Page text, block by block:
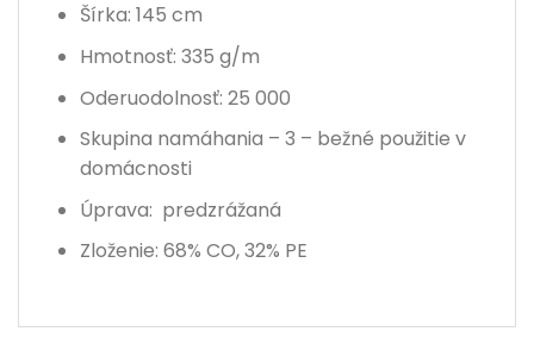
Šírka: 145 cm
Hmotnosť: 335 g/m
Oderuodolnosť: 25 000
Skupina namáhania – 3 – bežné použitie v
domácnosti
Úprava: predzrážaná
Zloženie: 68% CO, 32% PE